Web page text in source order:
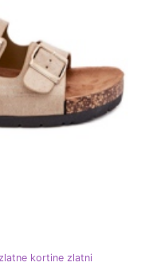
kortine zlatni